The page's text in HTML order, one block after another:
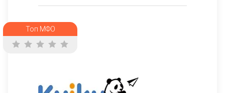
Топ МФО